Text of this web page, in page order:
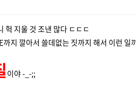
헉 지울 것 조낸 많다 ㄷㄷㄷ
지 깔아서 쓸데없는 짓까지 해서 이런 일
이야 -_-;;